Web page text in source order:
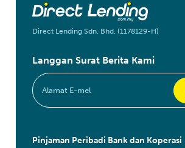
Direct Lending Sdn. Bhd. (1178129-H)
Langgan Surat Berita Kami
Pinjaman Peribadi Bank dan Koperasi